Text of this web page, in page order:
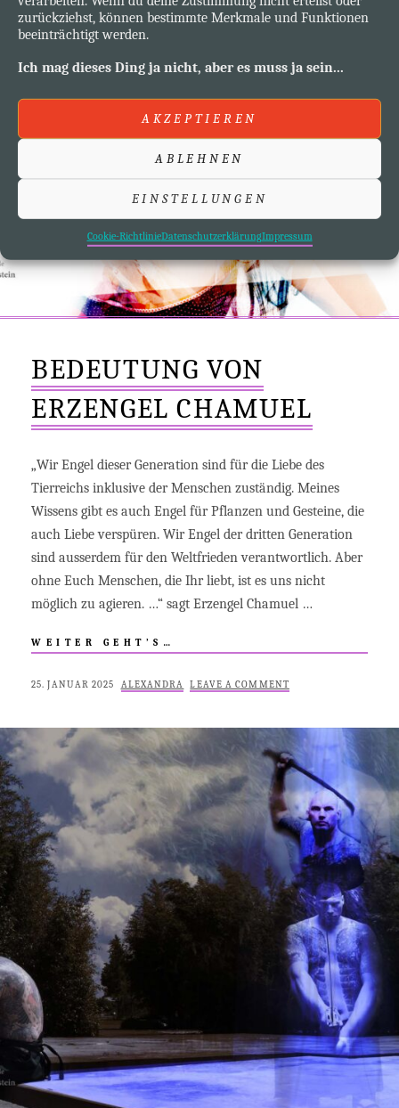
zurückziehst, können bestimmte Merkmale und Funktionen
beeinträchtigt werden.
Ich mag dieses Ding ja nicht, aber es muss ja sein...
AKZEPTIEREN
ABLEHNEN
EINSTELLUNGEN
Cookie-RichtlinieDatenschutzerklärungImpressum
BEDEUTUNG VON
ERZENGEL CHAMUEL
„Wir Engel dieser Generation sind für die Liebe des
Tierreichs inklusive der Menschen zuständig. Meines
Wissens gibt es auch Engel für Pflanzen und Gesteine, die
auch Liebe verspüren. Wir Engel der dritten Generation
sind ausserdem für den Weltfrieden verantwortlich. Aber
ohne Euch Menschen, die Ihr liebt, ist es uns nicht
möglich zu agieren. …“ sagt Erzengel Chamuel …
WEITER GEHT’S…
CHAMUEL
POSTED
25. JANUAR 2025 BY
ALEXANDRA LEAVE A COMMENT